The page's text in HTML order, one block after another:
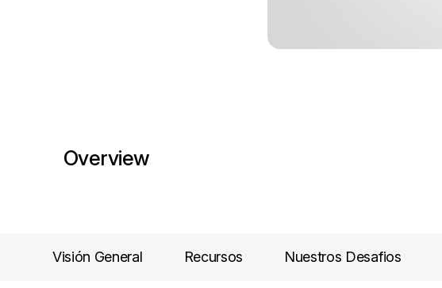
Overview
Visión General Recursos Nuestros Desafios